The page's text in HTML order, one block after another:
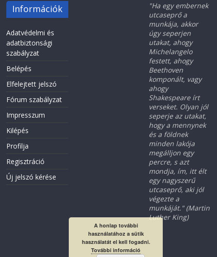
Információk
Adatvédelmi és
adatbiztonsági
szabályzat
Belépés
Elfelejtett jelszó
Fórum szabályzat
Impresszum
Kilépés
Profilja
Regisztráció
Új jelszó kérése
"Ha egy embernek
utcaseprő a
munkája, akkor
úgy seperjen
utakat, ahogy
Michelangelo
festett, ahogy
Beethoven
komponált, vagy
ahogy
Shakespeare írt
verseket. Olyan jól
seperje az utakat,
hogy a mennynek
és a földnek
minden lakója
megálljon egy
percre, s azt
mondja, ím, itt élt
egy nagyszerű
utcaseprő, aki jól
végezte a
munkáját." (Martin
Luther King)
A honlap további
használatához a sütik
használatát el kell fogadni.
További információ